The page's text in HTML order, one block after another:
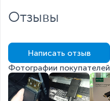
Отзывы
Написать отзыв
Фотографии покупателей